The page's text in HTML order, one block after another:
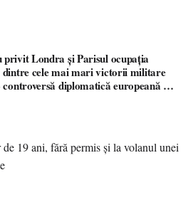
privit Londra și Parisul ocupația
dintre cele mai mari victorii militare
diplomatică europeană (